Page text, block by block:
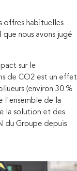
offres habituelles
nous avons jugé
sur le
de CO2 est un effet
(environ 30 %
l'ensemble de la
la solution et des
du Groupe depuis